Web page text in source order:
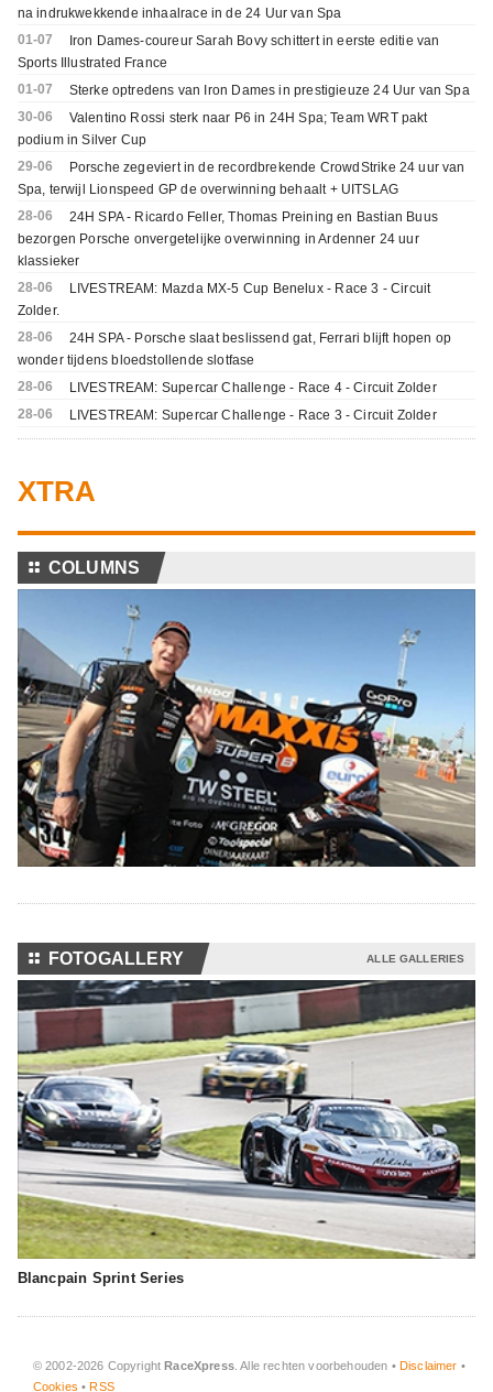
na indrukwekkende inhaalrace in de 24 Uur van Spa
01-07
Iron Dames-coureur Sarah Bovy schittert in eerste editie van
Sports Illustrated France
01-07
Sterke optredens van Iron Dames in prestigieuze 24 Uur van Spa
30-06
Valentino Rossi sterk naar P6 in 24H Spa; Team WRT pakt
podium in Silver Cup
29-06
Porsche zegeviert in de recordbrekende CrowdStrike 24 uur van
Spa, terwijl Lionspeed GP de overwinning behaalt + UITSLAG
28-06
24H SPA - Ricardo Feller, Thomas Preining en Bastian Buus
bezorgen Porsche onvergetelijke overwinning in Ardenner 24 uur
klassieker
28-06
LIVESTREAM: Mazda MX-5 Cup Benelux - Race 3 - Circuit
Zolder.
28-06
24H SPA - Porsche slaat beslissend gat, Ferrari blijft hopen op
wonder tijdens bloedstollende slotfase
28-06
LIVESTREAM: Supercar Challenge - Race 4 - Circuit Zolder
28-06
LIVESTREAM: Supercar Challenge - Race 3 - Circuit Zolder
XTRA
⚏ COLUMNS
⚏ FOTOGALLERY ALLE GALLERIES
Blancpain Sprint Series
© 2002-2026 CopyrightRaceXpress. Alle rechten voorbehouden • Disclaimer •
Cookies •RSS